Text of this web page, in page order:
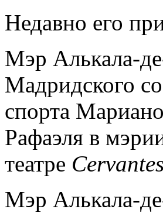
Недавно его
Мэр Алькала-
Мадридского
спорта
Рафаэля в
театре Cervantes
Мэр Алькала-